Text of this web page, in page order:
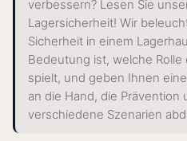
verbessern? Lesen Sie
Lagersicherheit! Wir
Sicherheit in einem
Bedeutung ist, welche
spielt, und geben Ihnen
an die Hand, die Prävention
verschiedene Szenarien